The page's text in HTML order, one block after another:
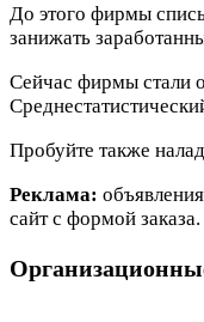
До этого фирмы
занижать
Сейчас фирмы стали
Пробуйте также
Реклама:
сайт с формой